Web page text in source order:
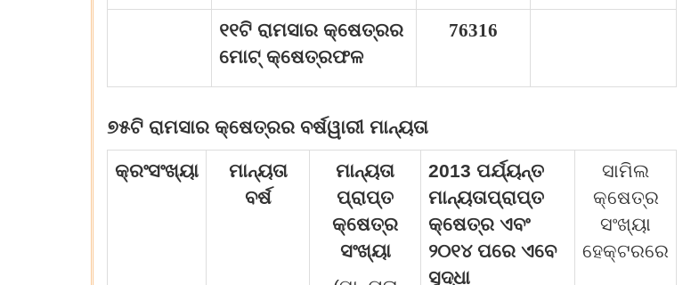
୧୧ଟି ରାମସାର କ୍ଷେତ୍ରର
ମୋଟ୍‌ କ୍ଷେତ୍ରଫଳ
76316
୭୫ଟି ରାମସାର କ୍ଷେତ୍ରର ବର୍ଷୱାରୀ ମାନ୍ୟତା
କ୍ରଂସଂଖ୍ୟା
ମାନ୍ୟତା
ବର୍ଷ
ମାନ୍ୟତା
ପ୍ରାପ୍ତ
କ୍ଷେତ୍ର
ସଂଖ୍ୟା
2013 ପର୍ଯ୍ୟନ୍ତ
ମାନ୍ୟତାପ୍ରାପ୍ତ
କ୍ଷେତ୍ର ଏବଂ
୨୦୧୪ ପରେ ଏବେ
ସୁଦ୍ଧା
ସାମିଲ
କ୍ଷେତ୍ର
ସଂଖ୍ୟା
ହେକ୍ଟରରେ